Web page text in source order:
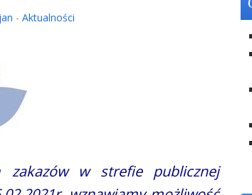
- Aktualności
zakazów w strefie publicznej